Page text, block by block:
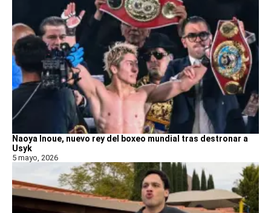
Naoya Inoue, nuevo rey del boxeo mundial tras destronar a
Usyk
5 mayo, 2026